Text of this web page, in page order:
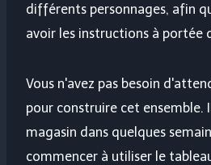
différents personnages, afin
avoir les instructions à portée
Vous n'avez pas besoin
pour construire cet ensemble.
magasin dans quelques
commencer à utiliser le